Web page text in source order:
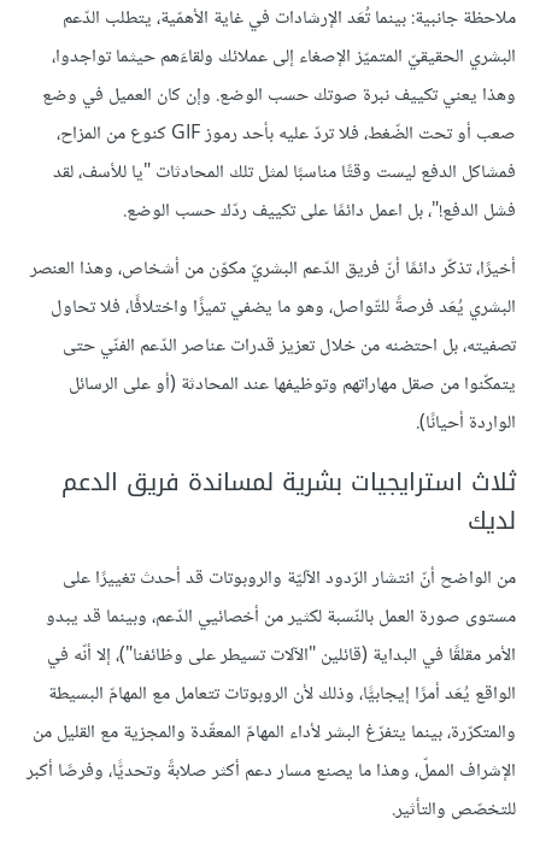
ملاحظة جانبية: بينما تُعَد الإرشادات في غاية الأهمّية، يتطلب الدّعم
البشري الحقيقيّ المتميّز الإصغاء إلى عملائك ولقاءَهم حيثما تواجدوا،
وهذا يعني تكييف نبرة صوتك حسب الوضع. وإن كان العميل في وضع
صعب أو تحت الضّغط، فلا تردّ عليه بأحد رموز GIF كنوع من المزاح،
فمشاكل الدفع ليست وقتًا مناسبًا لمثل تلك المحادثات "يا للأسف، لقد
فشل الدفع!"، بل اعمل دائمًا على تكييف ردّك حسب الوضع.
أخيرًا، تذكّر دائمًا أنّ فريق الدّعم البشريّ مكوّن من أشخاص، وهذا العنصر
البشري يُعَد فرصةً للتّواصل، وهو ما يضفي تميزًا واختلافًا، فلا تحاول
تصفيته، بل احتضنه من خلال تعزيز قدرات عناصر الدّعم الفنّي حتى
يتمكّنوا من صقل مهاراتهم وتوظيفها عند المحادثة (أو على الرسائل
الواردة أحيانًا).
ثلاث استرايجيات بشرية لمساندة فريق الدعم
لديك
من الواضح أنّ انتشار الرّدود الآليّة والروبوتات قد أحدث تغييرًا على
مستوى صورة العمل بالنّسبة لكثير من أخصائيي الدّعم، وبينما قد يبدو
الأمر مقلقًا في البداية (قائلين "الآلات تسيطر على وظائفنا")، إلا أنّه في
الواقع يُعَد أمرًا إيجابيًّا، وذلك لأن الروبوتات تتعامل مع المهامّ البسيطة
والمتكرّرة، بينما يتفرّغ البشر لأداء المهامّ المعقّدة والمجزية مع القليل من
الإشراف المملّ، وهذا ما يصنع مسار دعم أكثر صلابةً وتحديًّا، وفرصًا أكبر
للتخصّص والتأثير.